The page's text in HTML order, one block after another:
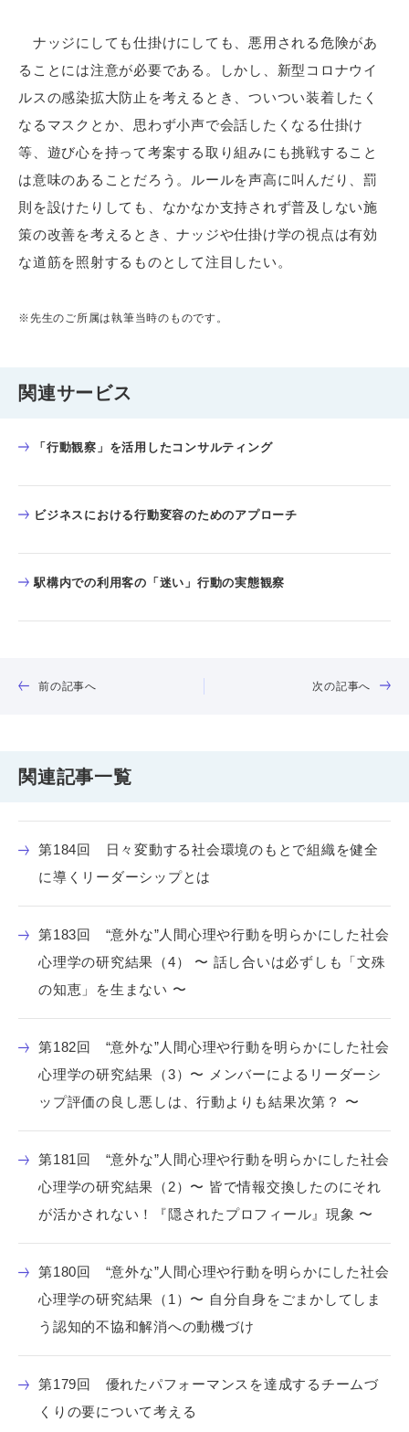
ナッジにしても仕掛けにしても、悪用される危険があ
ることには注意が必要である。しかし、新型コロナウイ
ルスの感染拡大防止を考えるとき、ついつい装着したく
なるマスクとか、思わず小声で会話したくなる仕掛け
等、遊び心を持って考案する取り組みにも挑戦すること
は意味のあることだろう。ルールを声高に叫んだり、罰
則を設けたりしても、なかなか支持されず普及しない施
策の改善を考えるとき、ナッジや仕掛け学の視点は有効
な道筋を照射するものとして注目したい。
※先生のご所属は執筆当時のものです。
関連サービス
「行動観察」を活用したコンサルティング
ビジネスにおける行動変容のためのアプローチ
駅構内での利用客の「迷い」行動の実態観察
前の記事へ 次の記事へ
関連記事一覧
第184回 日々変動する社会環境のもとで組織を健全
に導くリーダーシップとは
第183回 “意外な”人間心理や行動を明らかにした社会
心理学の研究結果（4） 〜 話し合いは必ずしも「文殊
の知恵」を生まない 〜
第182回 “意外な”人間心理や行動を明らかにした社会
心理学の研究結果（3）〜 メンバーによるリーダーシ
ップ評価の良し悪しは、行動よりも結果次第？ 〜
第181回 “意外な”人間心理や行動を明らかにした社会
心理学の研究結果（2）〜 皆で情報交換したのにそれ
が活かされない！『隠されたプロフィール』現象 〜
第180回 “意外な”人間心理や行動を明らかにした社会
心理学の研究結果（1）〜 自分自身をごまかしてしま
う認知的不協和解消への動機づけ
第179回 優れたパフォーマンスを達成するチームづ
くりの要について考える